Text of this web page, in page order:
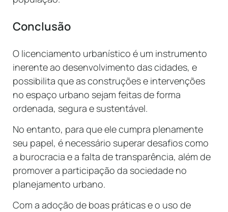
Conclusão
O licenciamento urbanístico é um instrumento
inerente ao desenvolvimento das cidades, e
possibilita que as construções e intervenções
no espaço urbano sejam feitas de forma
ordenada, segura e sustentável.
No entanto, para que ele cumpra plenamente
seu papel, é necessário superar desafios como
a burocracia e a falta de transparência, além de
promover a participação da sociedade no
planejamento urbano.
Com a adoção de boas práticas e o uso de